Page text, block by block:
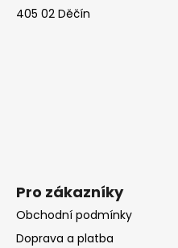
405 02 Děčín
Pro zákazníky
Obchodní podmínky
Doprava a platba